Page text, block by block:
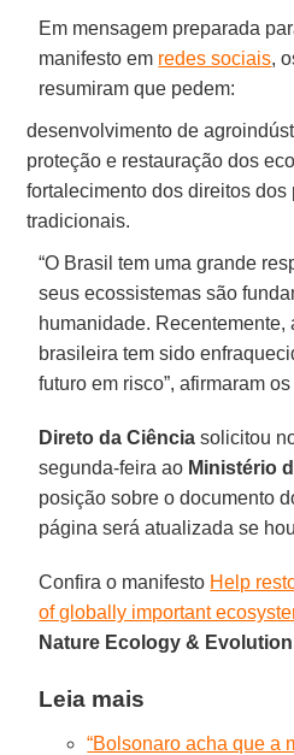
Em mensagem preparada
manifesto em redes sociais,
resumiram que pedem:
desenvolvimento de
proteção e restauração dos
fortalecimento dos direitos
tradicionais.
“O Brasil tem uma grande
seus ecossistemas são
humanidade. Recentemente,
brasileira tem sido
futuro em risco”, afirmaram
Direto da Ciência solicitou
segunda-feira ao Ministério
posição sobre o documento
página será atualizada se
Confira o manifesto Help
of globally important
Nature Ecology & Evolution
Leia mais
“Bolsonaro acha que a